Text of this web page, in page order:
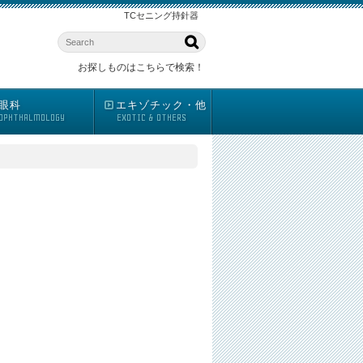
TCセニング持針器
お探しものはこちらで検索！
眼科
OPHTHALMOLOGY
エキゾチック・他
EXOTIC & OTHERS